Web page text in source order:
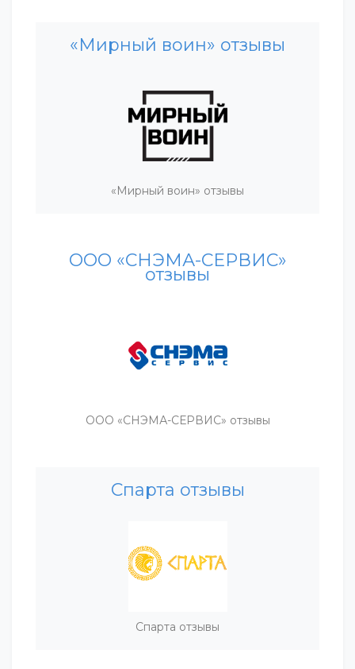
«Мирный воин» отзывы
«Мирный воин» отзывы
ООО «СНЭМА-СЕРВИС»
отзывы
ООО «СНЭМА-СЕРВИС» отзывы
Спарта отзывы
Спарта отзывы